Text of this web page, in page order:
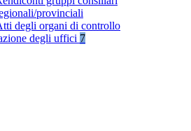
provinciali
degli organi di controllo
degli uffici 7